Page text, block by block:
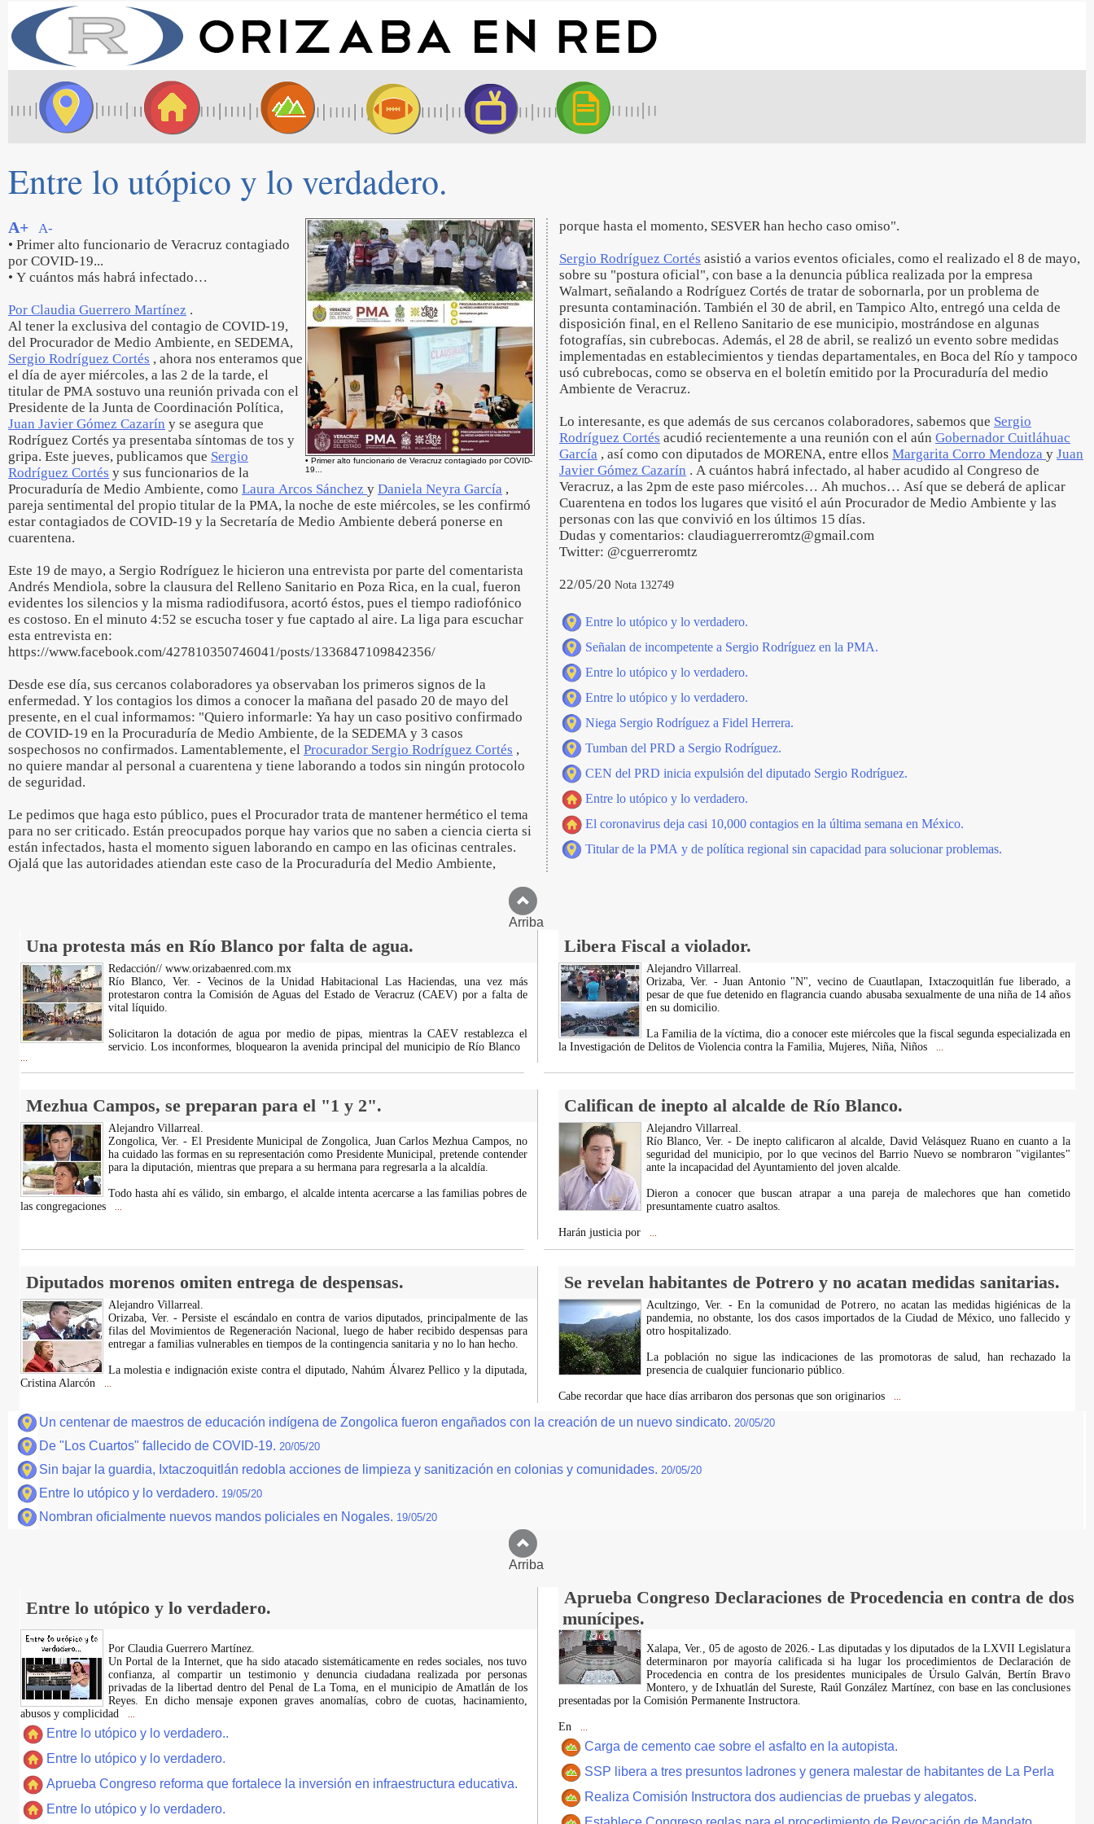
Entre lo utópico y lo verdadero.
• Primer alto funcionario de Veracruz contagiado por COVID-
19...
A+
A-
• Primer alto funcionario de Veracruz contagiado
por COVID-19...
• Y cuántos más habrá infectado…
Por Claudia Guerrero Martínez .
Al tener la exclusiva del contagio de COVID-19,
del Procurador de Medio Ambiente, en SEDEMA,
Sergio Rodríguez Cortés , ahora nos enteramos que
el día de ayer miércoles, a las 2 de la tarde, el
titular de PMA sostuvo una reunión privada con el
Presidente de la Junta de Coordinación Política,
Juan Javier Gómez Cazarín y se asegura que
Rodríguez Cortés ya presentaba síntomas de tos y
gripa. Este jueves, publicamos que Sergio
Rodríguez Cortés y sus funcionarios de la
Procuraduría de Medio Ambiente, como Laura Arcos Sánchez y Daniela Neyra García ,
pareja sentimental del propio titular de la PMA, la noche de este miércoles, se les confirmó
estar contagiados de COVID-19 y la Secretaría de Medio Ambiente deberá ponerse en
cuarentena.
Este 19 de mayo, a Sergio Rodríguez le hicieron una entrevista por parte del comentarista
Andrés Mendiola, sobre la clausura del Relleno Sanitario en Poza Rica, en la cual, fueron
evidentes los silencios y la misma radiodifusora, acortó éstos, pues el tiempo radiofónico
es costoso. En el minuto 4:52 se escucha toser y fue captado al aire. La liga para escuchar
esta entrevista en:
https://www.facebook.com/427810350746041/posts/1336847109842356/
Desde ese día, sus cercanos colaboradores ya observaban los primeros signos de la
enfermedad. Y los contagios los dimos a conocer la mañana del pasado 20 de mayo del
presente, en el cual informamos: "Quiero informarle: Ya hay un caso positivo confirmado
de COVID-19 en la Procuraduría de Medio Ambiente, de la SEDEMA y 3 casos
sospechosos no confirmados. Lamentablemente, el Procurador Sergio Rodríguez Cortés ,
no quiere mandar al personal a cuarentena y tiene laborando a todos sin ningún protocolo
de seguridad.
Le pedimos que haga esto público, pues el Procurador trata de mantener hermético el tema
para no ser criticado. Están preocupados porque hay varios que no saben a ciencia cierta si
están infectados, hasta el momento siguen laborando en campo en las oficinas centrales.
Ojalá que las autoridades atiendan este caso de la Procuraduría del Medio Ambiente,
porque hasta el momento, SESVER han hecho caso omiso".
Sergio Rodríguez Cortés asistió a varios eventos oficiales, como el realizado el 8 de mayo,
sobre su "postura oficial", con base a la denuncia pública realizada por la empresa
Walmart, señalando a Rodríguez Cortés de tratar de sobornarla, por un problema de
presunta contaminación. También el 30 de abril, en Tampico Alto, entregó una celda de
disposición final, en el Relleno Sanitario de ese municipio, mostrándose en algunas
fotografías, sin cubrebocas. Además, el 28 de abril, se realizó un evento sobre medidas
implementadas en establecimientos y tiendas departamentales, en Boca del Río y tampoco
usó cubrebocas, como se observa en el boletín emitido por la Procuraduría del medio
Ambiente de Veracruz.
Lo interesante, es que además de sus cercanos colaboradores, sabemos que Sergio
Rodríguez Cortés acudió recientemente a una reunión con el aún Gobernador Cuitláhuac
García , así como con diputados de MORENA, entre ellos Margarita Corro Mendoza y Juan
Javier Gómez Cazarín . A cuántos habrá infectado, al haber acudido al Congreso de
Veracruz, a las 2pm de este paso miércoles… Ah muchos… Así que se deberá de aplicar
Cuarentena en todos los lugares que visitó el aún Procurador de Medio Ambiente y las
personas con las que convivió en los últimos 15 días.
Dudas y comentarios: claudiaguerreromtz@gmail.com
Twitter: @cguerreromtz
22/05/20 Nota 132749
Entre lo utópico y lo verdadero.
Señalan de incompetente a Sergio Rodríguez en la PMA.
Entre lo utópico y lo verdadero.
Entre lo utópico y lo verdadero.
Niega Sergio Rodríguez a Fidel Herrera.
Tumban del PRD a Sergio Rodríguez.
CEN del PRD inicia expulsión del diputado Sergio Rodríguez.
Entre lo utópico y lo verdadero.
El coronavirus deja casi 10,000 contagios en la última semana en México.
Titular de la PMA y de política regional sin capacidad para solucionar problemas.
Arriba
Una protesta más en Río Blanco por falta de agua. Libera Fiscal a violador.
Redacción// www.orizabaenred.com.mx
Río Blanco, Ver. - Vecinos de la Unidad Habitacional Las Haciendas, una vez más
protestaron contra la Comisión de Aguas del Estado de Veracruz (CAEV) por a falta de
vital líquido.
Solicitaron la dotación de agua por medio de pipas, mientras la CAEV restablezca el
servicio. Los inconformes, bloquearon la avenida principal del municipio de Río Blanco
Alejandro Villarreal.
Orizaba, Ver. - Juan Antonio "N", vecino de Cuautlapan, Ixtaczoquitlán fue liberado, a
pesar de que fue detenido en flagrancia cuando abusaba sexualmente de una niña de 14 años
en su domicilio.
La Familia de la víctima, dio a conocer este miércoles que la fiscal segunda especializada en
la Investigación de Delitos de Violencia contra la Familia, Mujeres, Niña, Niños
Mezhua Campos, se preparan para el "1 y 2". Califican de inepto al alcalde de Río Blanco.
Alejandro Villarreal.
Zongolica, Ver. - El Presidente Municipal de Zongolica, Juan Carlos Mezhua Campos, no
ha cuidado las formas en su representación como Presidente Municipal, pretende contender
para la diputación, mientras que prepara a su hermana para regresarla a la alcaldía.
Todo hasta ahí es válido, sin embargo, el alcalde intenta acercarse a las familias pobres de
las congregaciones
Alejandro Villarreal.
Río Blanco, Ver. - De inepto calificaron al alcalde, David Velásquez Ruano en cuanto a la
seguridad del municipio, por lo que vecinos del Barrio Nuevo se nombraron "vigilantes"
ante la incapacidad del Ayuntamiento del joven alcalde.
Dieron a conocer que buscan atrapar a una pareja de malechores que han cometido
presuntamente cuatro asaltos.
Harán justicia por
Diputados morenos omiten entrega de despensas. Se revelan habitantes de Potrero y no acatan medidas sanitarias.
Alejandro Villarreal.
Orizaba, Ver. - Persiste el escándalo en contra de varios diputados, principalmente de las
filas del Movimientos de Regeneración Nacional, luego de haber recibido despensas para
entregar a familias vulnerables en tiempos de la contingencia sanitaria y no lo han hecho.
La molestia e indignación existe contra el diputado, Nahúm Álvarez Pellico y la diputada,
Cristina Alarcón
Acultzingo, Ver. - En la comunidad de Potrero, no acatan las medidas higiénicas de la
pandemia, no obstante, los dos casos importados de la Ciudad de México, uno fallecido y
otro hospitalizado.
La población no sigue las indicaciones de las promotoras de salud, han rechazado la
presencia de cualquier funcionario público.
Cabe recordar que hace días arribaron dos personas que son originarios
Un centenar de maestros de educación indígena de Zongolica fueron engañados con la creación de un nuevo sindicato. 20/05/20
De "Los Cuartos" fallecido de COVID-19. 20/05/20
Sin bajar la guardia, Ixtaczoquitlán redobla acciones de limpieza y sanitización en colonias y comunidades. 20/05/20
Entre lo utópico y lo verdadero. 19/05/20
Nombran oficialmente nuevos mandos policiales en Nogales. 19/05/20
Arriba
Entre lo utópico y lo verdadero.
Aprueba Congreso Declaraciones de Procedencia en contra de dos
munícipes.
Por Claudia Guerrero Martínez.
​Un Portal de la Internet, que ha sido atacado sistemáticamente en redes sociales, nos tuvo
confianza, al compartir un testimonio y denuncia ciudadana realizada por personas
privadas de la libertad dentro del Penal de La Toma, en el municipio de Amatlán de los
Reyes. En dicho mensaje exponen graves anomalías, cobro de cuotas, hacinamiento,
abusos y complicidad
Entre lo utópico y lo verdadero..
Entre lo utópico y lo verdadero.
Aprueba Congreso reforma que fortalece la inversión en infraestructura educativa.
Entre lo utópico y lo verdadero.
Xalapa, Ver., 05 de agosto de 2026.- Las diputadas y los diputados de la LXVII Legislatura
determinaron por mayoría calificada si ha lugar los procedimientos de Declaración de
Procedencia en contra de los presidentes municipales de Úrsulo Galván, Bertín Bravo
Montero, y de Ixhuatlán del Sureste, Raúl González Martínez, con base en las conclusiones
presentadas por la Comisión Permanente Instructora.
En
Carga de cemento cae sobre el asfalto en la autopista.
SSP libera a tres presuntos ladrones y genera malestar de habitantes de La Perla
Realiza Comisión Instructora dos audiencias de pruebas y alegatos.